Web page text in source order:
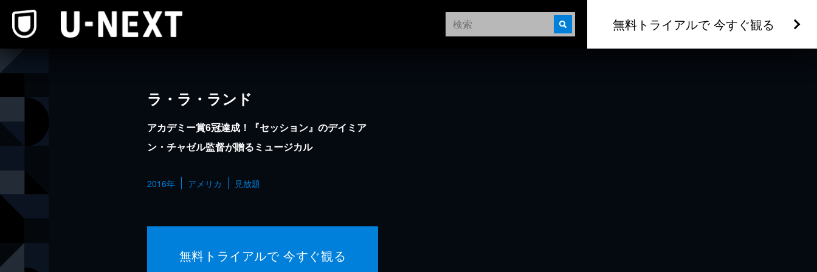
無料トライアルで 今すぐ観る
ラ・ラ・ランド
アカデミー賞6冠達成！『セッション』のデイミア
ン・チャゼル監督が贈るミュージカル
2016年 アメリカ 見放題
無料トライアルで 今すぐ観る